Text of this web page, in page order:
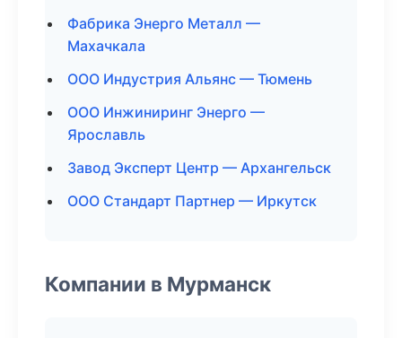
Фабрика Энерго Металл —
Махачкала
ООО Индустрия Альянс — Тюмень
ООО Инжиниринг Энерго —
Ярославль
Завод Эксперт Центр — Архангельск
ООО Стандарт Партнер — Иркутск
Компании в Мурманск